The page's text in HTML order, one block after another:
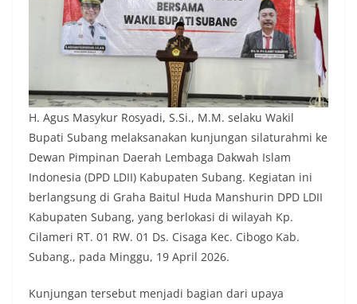
H. Agus Masykur Rosyadi, S.Si., M.M. selaku Wakil
Bupati Subang melaksanakan kunjungan silaturahmi ke
Dewan Pimpinan Daerah Lembaga Dakwah Islam
Indonesia (DPD LDII) Kabupaten Subang. Kegiatan ini
berlangsung di Graha Baitul Huda Manshurin DPD LDII
Kabupaten Subang, yang berlokasi di wilayah Kp.
Cilameri RT. 01 RW. 01 Ds. Cisaga Kec. Cibogo Kab.
Subang., pada Minggu, 19 April 2026.
Kunjungan tersebut menjadi bagian dari upaya